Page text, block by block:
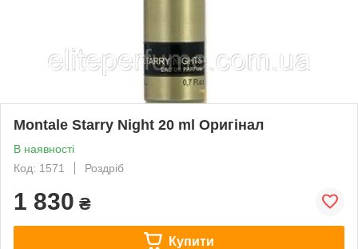
Montale Starry Night 20 ml Оригінал
В наявності
Код: 1571
Роздріб
1 830 ₴
Купити